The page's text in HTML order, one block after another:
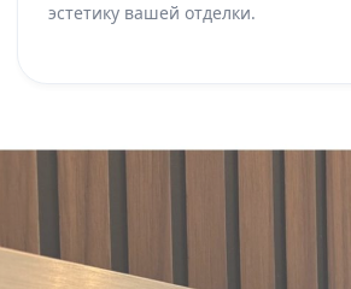
эстетику вашей отделки.